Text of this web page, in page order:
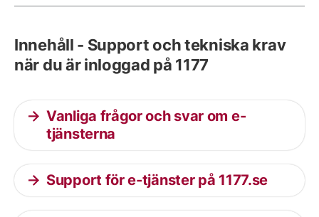
Innehåll - Support och tekniska krav
när du är inloggad på 1177
Vanliga frågor och svar om e-
tjänsterna
Support för e-tjänster på 1177.se